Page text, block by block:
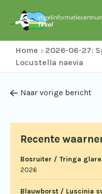
Home
2026-06-27:
Locustella naevia
Recente
Bosruiter / Tringa
2026
Blauwborst / Luscinia
Naar vorige bericht